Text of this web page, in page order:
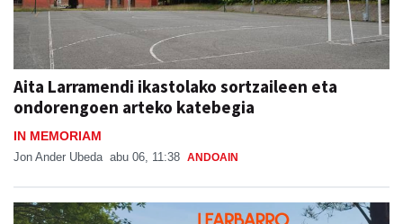
Aita Larramendi ikastolako sortzaileen eta
ondorengoen arteko katebegia
IN MEMORIAM
Jon Ander Ubeda abu 06, 11:38 ANDOAIN